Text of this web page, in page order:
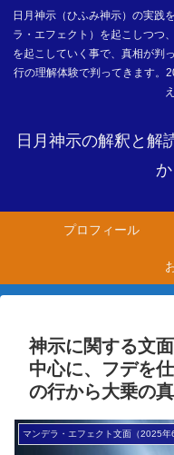
日月神示（ひふみ神示）の実践
ラ・エフェクト）を起こしつつ
を起こしていく事で、真相が判
行の理解体験で判ってきます。
日月神示の解釈と解
プロフィール
神示に関する文
中心に、フデを
の行から大乗の
マンデラ・エフェクト文面（2025年